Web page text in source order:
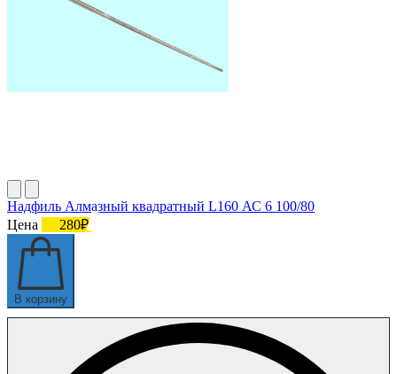
Надфиль Алмазный квадратный L160 АС 6 100/80
Цена
280₽
В корзину